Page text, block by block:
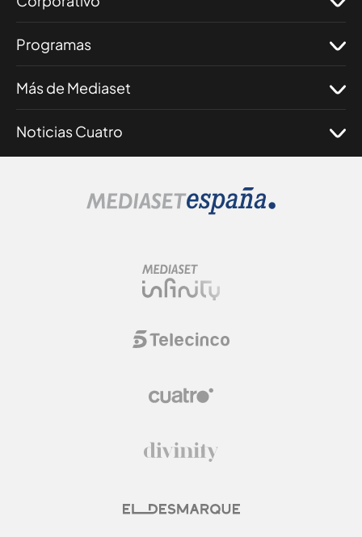
Programas
Más de Mediaset
Noticias Cuatro